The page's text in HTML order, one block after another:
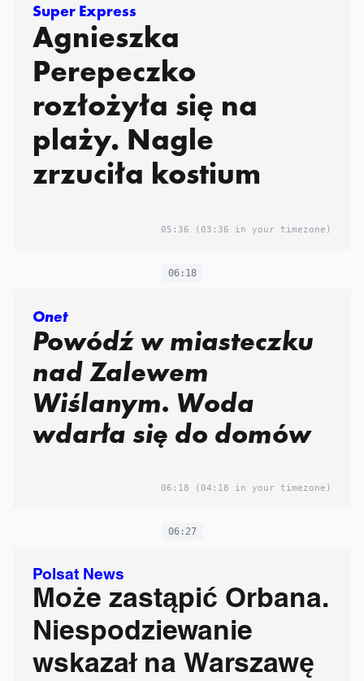
Super Express
Agnieszka
Perepeczko
rozłożyła się na
plaży. Nagle
zrzuciła kostium
05:36 (03:36 in your timezone)
06:18
Onet
Powódź w miasteczku
nad Zalewem
Wiślanym. Woda
wdarła się do domów
06:18 (04:18 in your timezone)
06:27
Polsat News
Może zastąpić Orbana.
Niespodziewanie
wskazał na Warszawę